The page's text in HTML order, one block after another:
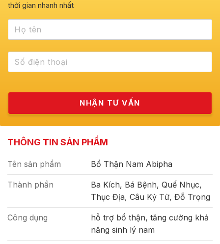
thời gian nhanh nhất
THÔNG TIN SẢN PHẨM
Tên sản phẩm Bổ Thận Nam Abipha
Thành phần
Ba Kích, Bá Bệnh, Quế Nhục,
Thục Địa, Câu Kỷ Tử, Đỗ Trọng
Công dụng
hỗ trợ bổ thận, tăng cường khả
năng sinh lý nam